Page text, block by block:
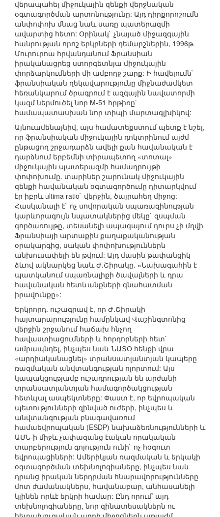
վերապահել միջուկային զենքի վերջնական
օգտագործման արտոնությունը: Այդ դիրքորոշումն
անփոփոխ մնաց նաև սառը պատերազմի
ավարտից հետո: Օրինակ` չնայած միջազգային
հանրության որոշ երկրների դեմարշներին, 1996թ.
Մուրուրոա հրվանդանում Ֆրանսիան
իրականացրեց ստորգետնյա միջուկային
փորձարկումների մի ամբողջ շարք: Ի հավելումն`
ֆրանսիական ղեկավարությունը միջնաժամկետ
հեռանկարում ծրագրում է ազգային նավատորմի
կազմ ներմուծել նոր M-51 հրթիռը`
համապատասխան նոր տիպի մարտագլխիկով:
Այնուամենայնիվ, այս համատեքստում պետք է նշել,
որ ֆրանսիական միջուկային դոկտրինում այժմ
ընթացող շրջադարձն ավելի քան հավանական է
դարձնում երբեմնի տիրապետող «տոտալ»
միջուկային պատերազմի համադրույթի
փոփոխումը. տարիներ շարունակ միջուկային
զենքի հավանական օգտագործումը դիտարկվում
էր իբրև ultima ratio` վերջին, ծայրահեղ միջոց:
Հասկանալի է` ոչ սովորական սպառազինության
կարևորագույն նպատակներից մեկը` զսպման
գործառույթը, տեսանելի ապագայում դուրս չի մղվի
Ֆրանսիայի արտաքին քաղաքականության
օրակարգից, սական փոփոխություններն
անխուսափելի են թվում: Այդ մասին թափանցիկ
ձևով ակնարկեց նաև Ժ.Շիրակը. «Նախագահին է
պատկանում սպառնալիքի ծավալների և դրա
հավանական հետևանքների գնահատման
իրավունքը»:
Երկրորդ. ուշագրավ է, որ Ժ.Շիրակի
հայտարարությունը համընկավ Վաշինգտոնից
վերջին շրջանում հաճախ հնչող
հավաստիացումների և հորդորների հետ`
ամրապնդել, ինչպես նաև ՆԱՏՕ հենքի վրա
«արդիականացնել» տրանսատլանտյան կապերը
ռազմական անվտանգության ոլորտում: Այս
կապակցությամբ ուշադրության են արժանի
տրանսատլանտյան համագործակցության
հետևյալ ասպեկտները: Փաստ է, որ եվրոպական
պետությունների զինված ուժերի, ինչպես և
անվտանգության բնագավառում
համաեվրոպական (ESDP) նախաձեռնությունների և
ԱՄՆ-ի միջև չափազանց էական որակական
տարբերություն գոյություն ունի` ոչ հօգուտ
եվրոպացիների: Ամերիկյան ռազմական և երկակի
օգտագործման տեխնոլոգիաները, ինչպես նաև
դրանց իրական ներդրման հնարավորությունները
մոտ ժամանակներս, հավանաբար, անհասանելի
կլինեն որևէ երկրի համար: Ընդ որում՝ այդ
տեխնոլոգիաները, նոր զինատեսակներն ու